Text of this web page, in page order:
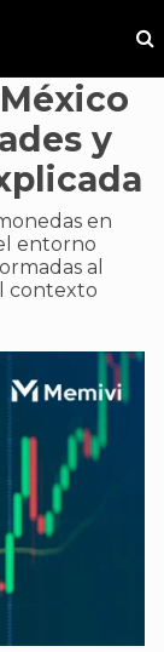
y
en
entorno
al
contexto